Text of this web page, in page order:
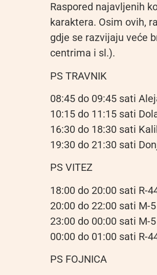
Raspored najavljenih
karaktera. Osim ovih,
gdje se razvijaju veće
centrima i sl.).
PS TRAVNIK
08:45 do 09:45 sati
10:15 do 11:15 sati
16:30 do 18:30 sati
19:30 do 21:30 sati
PS VITEZ
18:00 do 20:00 sati R-
20:00 do 22:00 sati M-
23:00 do 00:00 sati M-
00:00 do 01:00 sati R-
PS FOJNICA